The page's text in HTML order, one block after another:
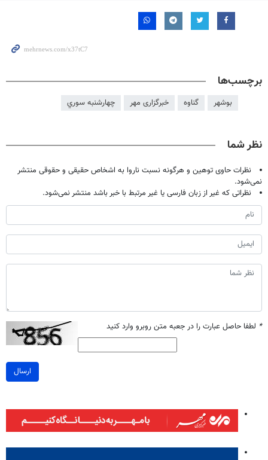
برچسب‌ها
بوشهر گناوه خبرگزاری مهر چهارشنبه سوري
نظر شما
نظرات حاوی توهین و هرگونه نسبت ناروا به اشخاص حقیقی و حقوقی منتشر
نمی‌شود.
نظراتی که غیر از زبان فارسی یا غیر مرتبط با خبر باشد منتشر نمی‌شود.
* لطفا حاصل عبارت را در جعبه متن روبرو وارد کنید
ارسال